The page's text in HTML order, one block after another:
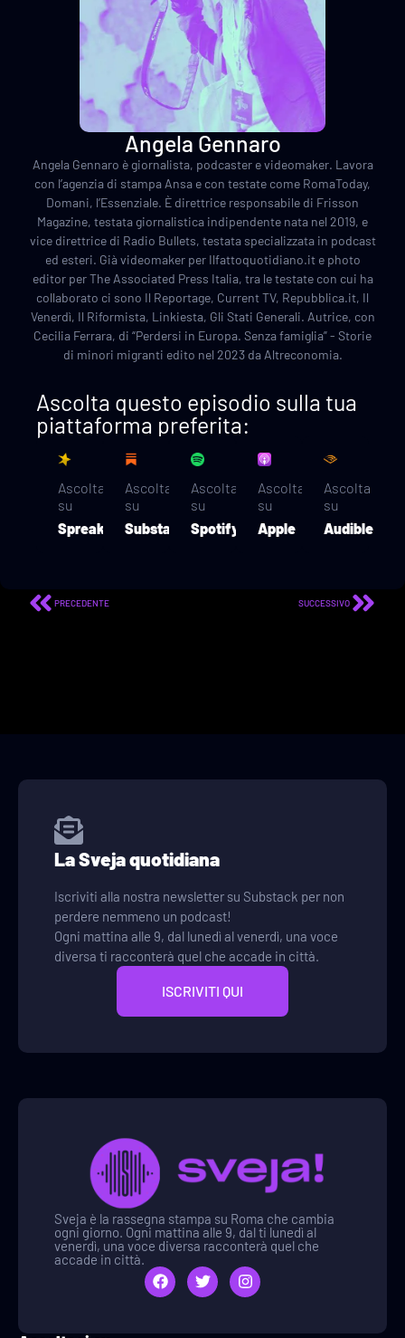
Angela Gennaro
Angela Gennaro è giornalista, podcaster e videomaker. Lavora
con l’agenzia di stampa Ansa e con testate come RomaToday,
Domani, l’Essenziale. È direttrice responsabile di Frisson
Magazine, testata giornalistica indipendente nata nel 2019, e
vice direttrice di Radio Bullets, testata specializzata in podcast
ed esteri. Già videomaker per Ilfattoquotidiano.it e photo
editor per The Associated Press Italia, tra le testate con cui ha
collaborato ci sono Il Reportage, Current TV, Repubblica.it, Il
Venerdì, Il Riformista, Linkiesta, Gli Stati Generali. Autrice, con
Cecilia Ferrara, di “Perdersi in Europa. Senza famiglia” - Storie
di minori migranti edito nel 2023 da Altreconomia.
Ascolta questo episodio sulla tua
piattaforma preferita:
Ascolta
su
Spreaker
Ascolta
su
Substack
Ascolta
su
Spotify
Ascolta
su
Apple
Ascolta
su
Audible
PRECEDENTE SUCCESSIVO
La Sveja quotidiana
Iscriviti alla nostra newsletter su Substack per non
perdere nemmeno un podcast!
Ogni mattina alle 9, dal lunedì al venerdì, una voce
diversa ti racconterà quel che accade in città.
ISCRIVITI QUI
Sveja è la rassegna stampa su Roma che cambia
ogni giorno. Ogni mattina alle 9, dal ti lunedì al
venerdì, una voce diversa racconterà quel che
accade in città.